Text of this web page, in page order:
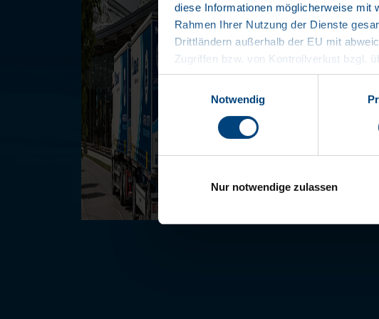
diese Informationen möglicherweise mit
Rahmen Ihrer Nutzung der Dienste
Drittländern außerhalb der EU mit
Zugriffen bzw. von Kontrollverlust bzgl.
Datenschutzerklärung
Impressum
Einwilligungsauswahl
Notwendig
Nur notwendige zulassen